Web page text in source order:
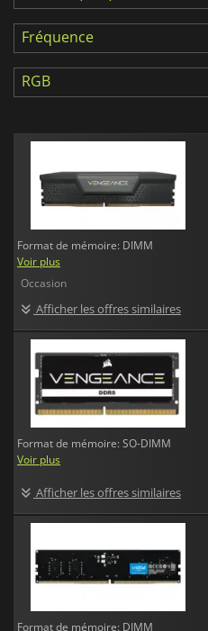
Fréquence
RGB
Format de mémoire: DIMM
Voir plus
Occasion
Afficher les offres similaires
Format de mémoire: SO-DIMM
Voir plus
Afficher les offres similaires
Format de mémoire: DIMM